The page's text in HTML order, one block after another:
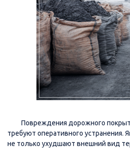
Повреждения дорожного
требуют оперативного
не только ухудшают внешний вид